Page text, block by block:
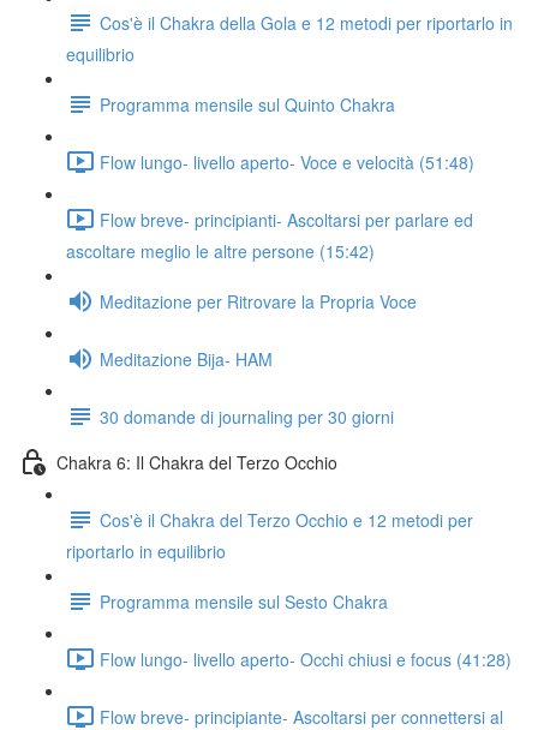
Cos'è il Chakra della Gola e 12 metodi per riportarlo in
equilibrio
Programma mensile sul Quinto Chakra
Flow lungo- livello aperto- Voce e velocità (51:48)
Flow breve- principianti- Ascoltarsi per parlare ed
ascoltare meglio le altre persone (15:42)
Meditazione per Ritrovare la Propria Voce
Meditazione Bija- HAM
30 domande di journaling per 30 giorni
Chakra 6: Il Chakra del Terzo Occhio
Cos'è il Chakra del Terzo Occhio e 12 metodi per
riportarlo in equilibrio
Programma mensile sul Sesto Chakra
Flow lungo- livello aperto- Occhi chiusi e focus (41:28)
Flow breve- principiante- Ascoltarsi per connettersi al